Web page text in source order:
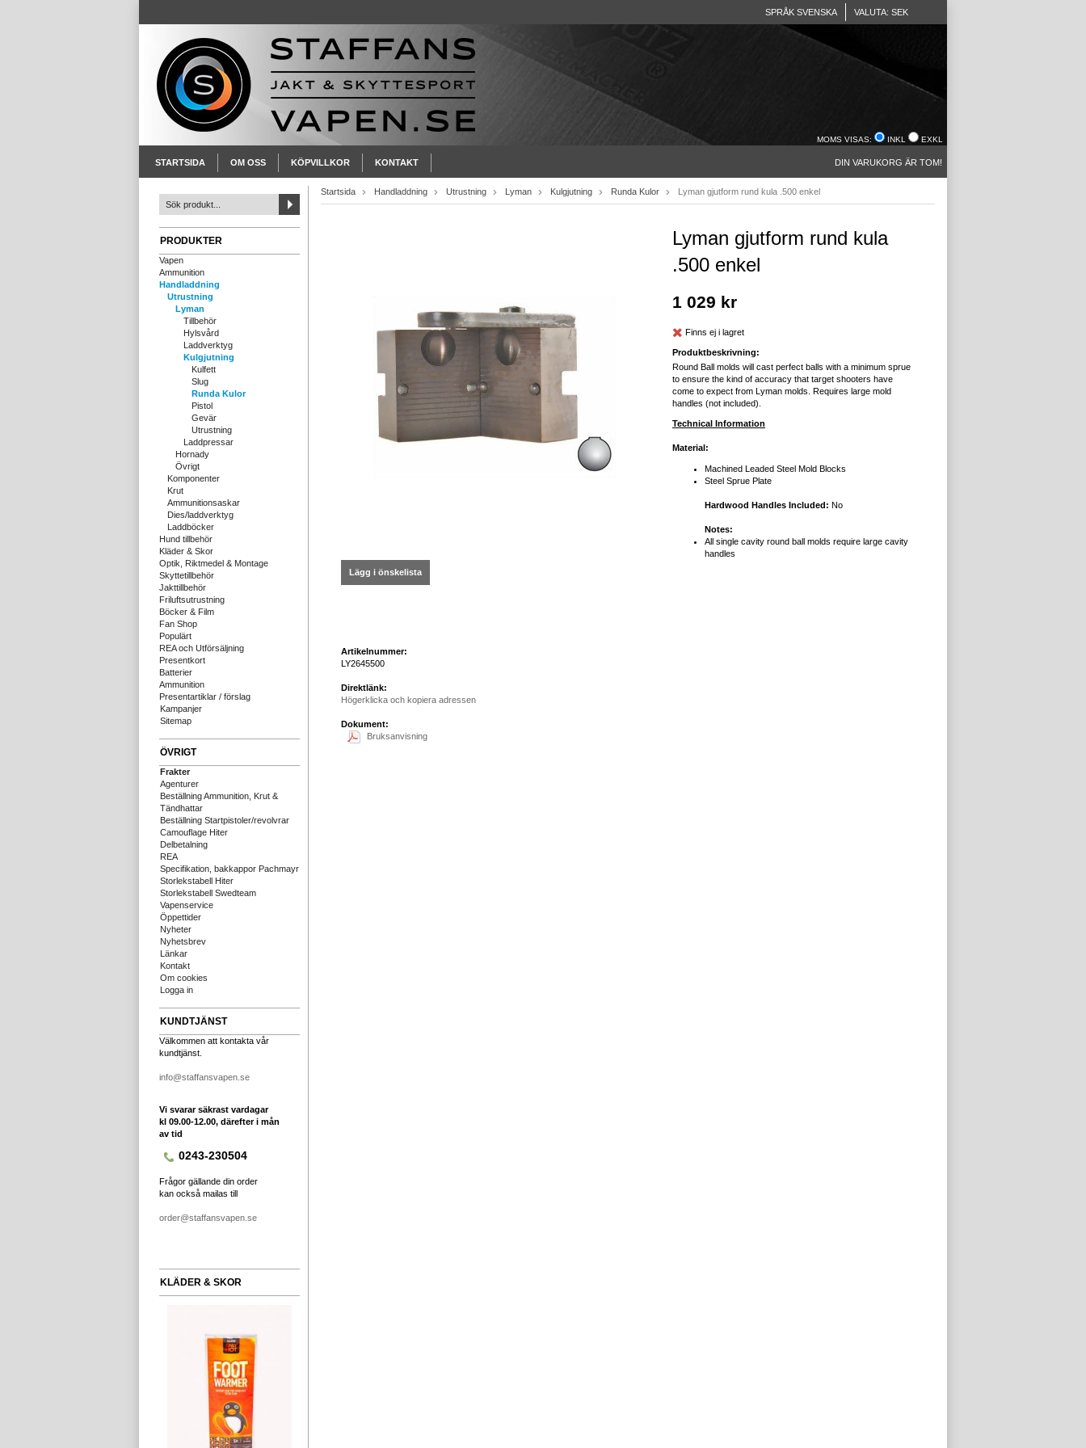
SPRÅK SVENSKA VALUTA: SEK
MOMS VISAS: INKL EXKL
STARTSIDA OM OSS KÖPVILLKOR KONTAKT DIN VARUKORG ÄR TOM!
PRODUKTER
Vapen
Ammunition
Handladdning
Utrustning
Lyman
Tillbehör
Hylsvård
Laddverktyg
Kulgjutning
Kulfett
Slug
Runda Kulor
Pistol
Gevär
Utrustning
Laddpressar
Hornady
Övrigt
Komponenter
Krut
Ammunitionsaskar
Dies/laddverktyg
Laddböcker
Hund tillbehör
Kläder & Skor
Optik, Riktmedel & Montage
Skyttetillbehör
Jakttillbehör
Friluftsutrustning
Böcker & Film
Fan Shop
Populärt
REA och Utförsäljning
Presentkort
Batterier
Ammunition
Presentartiklar / förslag
Kampanjer
Sitemap
ÖVRIGT
Frakter
Agenturer
Beställning Ammunition, Krut &
Tändhattar
Beställning Startpistoler/revolvrar
Camouflage Hiter
Delbetalning
REA
Specifikation, bakkappor Pachmayr
Storlekstabell Hiter
Storlekstabell Swedteam
Vapenservice
Öppettider
Nyheter
Nyhetsbrev
Länkar
Kontakt
Om cookies
Logga in
KUNDTJÄNST
Välkommen att kontakta vår
kundtjänst.
info@staffansvapen.se
Vi svarar säkrast vardagar
kl 09.00-12.00, därefter i mån
av tid
0243-230504
Frågor gällande din order
kan också mailas till
order@staffansvapen.se
KLÄDER & SKOR
Startsida Handladdning Utrustning Lyman Kulgjutning Runda Kulor Lyman gjutform rund kula .500 enkel
Lägg i önskelista
Artikelnummer:
LY2645500
Direktlänk:
Högerklicka och kopiera adressen
Dokument:
Bruksanvisning
Lyman gjutform rund kula
.500 enkel
1 029 kr
Finns ej i lagret
Produktbeskrivning:
Round Ball molds will cast perfect balls with a minimum sprue
to ensure the kind of accuracy that target shooters have
come to expect from Lyman molds. Requires large mold
handles (not included).
Technical Information
Material:
Machined Leaded Steel Mold Blocks
Steel Sprue Plate
Hardwood Handles Included: No
Notes:
All single cavity round ball molds require large cavity
handles